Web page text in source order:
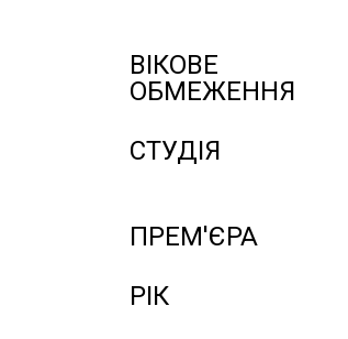
ВІКОВЕ
ОБМЕЖЕННЯ
СТУДІЯ
ПРЕМ'ЄРА
РІК